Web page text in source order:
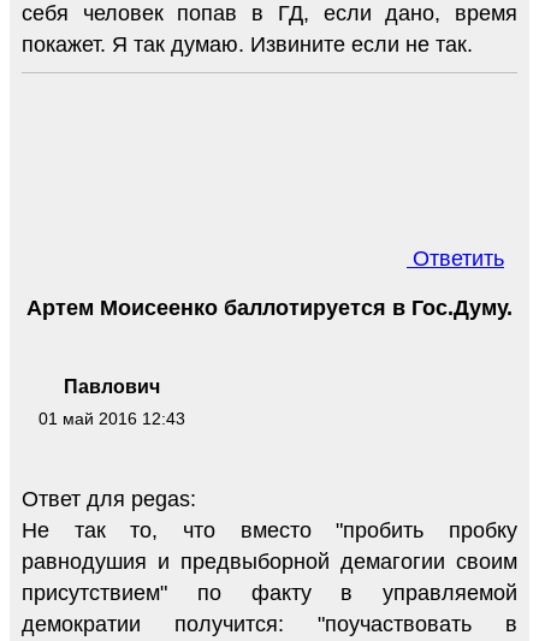
себя человек попав в ГД, если дано, время
покажет. Я так думаю. Извините если не так.
Ответить
Павлович
01 май 2016 12:43
Артем Моисеенко баллотируется в Гос.Думу.
Ответ для pegas:
Не так то, что вместо "пробить пробку
равнодушия и предвыборной демагогии своим
присутствием" по факту в управляемой
демократии получится: "поучаствовать в